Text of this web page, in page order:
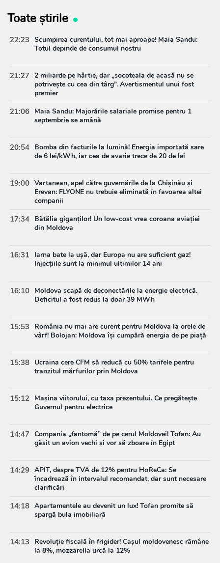
Toate știrile
22:23 Scumpirea curentului, tot mai aproape! Maia Sandu:
Totul depinde de consumul nostru
21:27 2 miliarde pe hârtie, dar „socoteala de acasă nu se
potrivește cu cea din târg”. Avertismentul unui fost
premier
21:06 Maia Sandu: Majorările salariale promise pentru 1
septembrie se amână
20:54 Bomba din facturile la lumină! Energia importată sare
de 6 lei/kWh, iar cea de avarie trece de 20 de lei
19:00 Vartanean, apel către guvernările de la Chișinău și
Erevan: FLYONE nu trebuie eliminată în favoarea altei
companii
17:34 Bătălia giganților! Un low-cost vrea coroana aviației
din Moldova
16:31 Iarna bate la ușă, dar Europa nu are suficient gaz!
Injecțiile sunt la minimul ultimilor 14 ani
16:10 Moldova scapă de deconectările la energie electrică.
Deficitul a fost redus la doar 39 MWh
15:53
România nu mai are curent pentru Moldova la orele de
vârf! Bolojan: Moldova își cumpără energia de pe piață
15:38 Ucraina cere CFM să reducă cu 50% tarifele pentru
tranzitul mărfurilor prin Moldova
15:12 Mașina viitorului, cu taxa prezentului. Ce pregătește
Guvernul pentru electrice
14:47 Compania „fantomă” de pe cerul Moldovei! Tofan: Au
găsit un avion vechi și vor să zboare în Egipt
14:29 APIT, despre TVA de 12% pentru HoReCa: Se
încadrează în intervalul recomandat, dar sunt necesare
clarificări
14:18 Apartamentele au devenit un lux! Tofan promite să
spargă bula imobiliară
14:13
Revoluție fiscală în frigider! Cașul moldovenesc rămâne
la 8%, mozzarella urcă la 12%